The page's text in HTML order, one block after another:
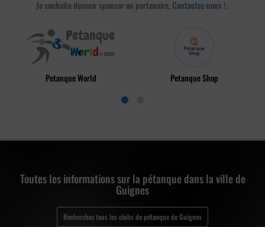
Je souhaite devenir sponsor ou partenaire, Contactez-nous !.
Petanque World Petanque Shop
Toutes les informations sur la pétanque dans la ville de
Guignes
Recherchez tous les clubs de pétanque de Guignes